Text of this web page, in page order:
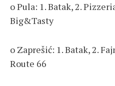
o Pula: 1. Batak, 2.
Big&Tasty
o Zaprešić: 1. Batak, 2.
Route 66